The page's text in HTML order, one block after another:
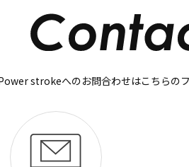
strokeへのお問合わせはこちらの